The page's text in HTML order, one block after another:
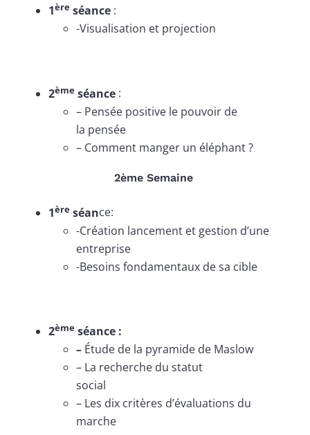
1ère séance :
-Visualisation et projection
2ème séance :
– Pensée positive le pouvoir de
la pensée
– Comment manger un éléphant ?
2ème Semaine
1ère séance:
-Création lancement et gestion d’une
entreprise
-Besoins fondamentaux de sa cible
2ème séance :
– Étude de la pyramide de Maslow
– La recherche du statut
social
– Les dix critères d’évaluations du
marche